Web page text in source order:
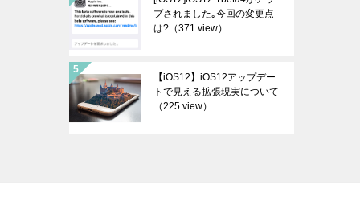
プされました｡今回の変更点
は? （371 view）
【iOS12】iOS12アップデー
トで見える拡張現実について
（225 view）